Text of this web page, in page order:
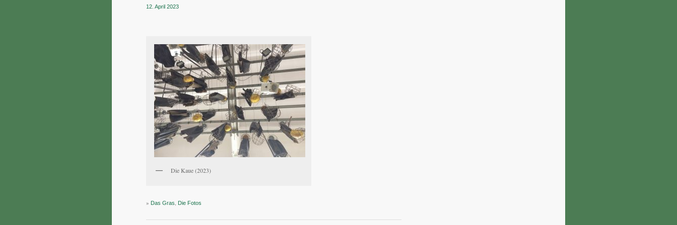
12. April 2023
Die Kaue (2023)
» Das Gras Die Fotos